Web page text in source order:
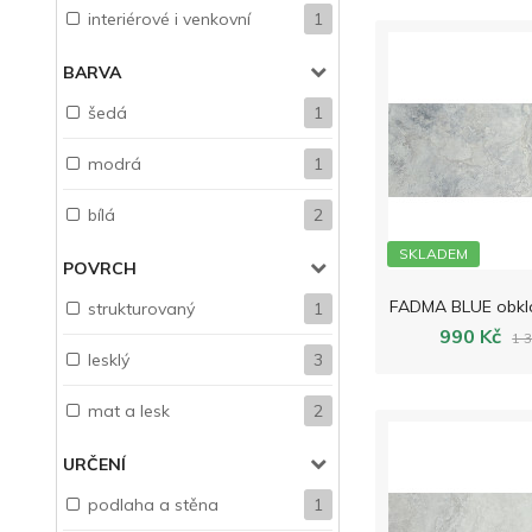
interiérové i venkovní 1
BARVA
šedá
1
modrá 1
bílá 2
POVRCH
strukturovaný
1
lesklý 3
mat a lesk 2
URČENÍ
podlaha a stěna
1
SKLADEM
990 Kč 1